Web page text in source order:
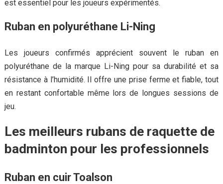
est essentiel pour les joueurs expérimentés.
Ruban en polyuréthane Li-Ning
Les joueurs confirmés apprécient souvent le ruban en
polyuréthane de la marque Li-Ning pour sa durabilité et sa
résistance à l’humidité. Il offre une prise ferme et fiable, tout
en restant confortable même lors de longues sessions de
jeu.
Les meilleurs rubans de raquette de
badminton pour les professionnels
Ruban en cuir Toalson